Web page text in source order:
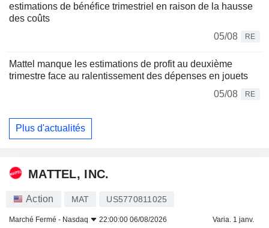
estimations de bénéfice trimestriel en raison de la hausse
des coûts
05/08
RE
Mattel manque les estimations de profit au deuxième
trimestre face au ralentissement des dépenses en jouets
05/08
RE
Plus d'actualités
MATTEL, INC.
Action MAT US5770811025
Marché Fermé - Nasdaq 22:00:00 06/08/2026 Varia. 1 janv.